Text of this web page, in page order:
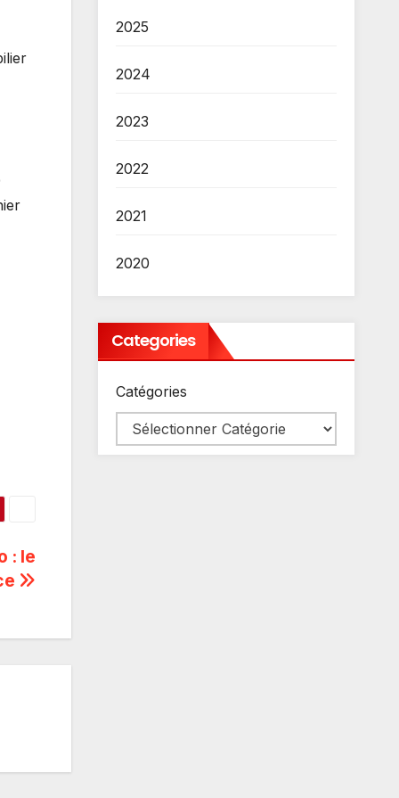
: le
2025
2024
2023
2022
2021
2020
Categories
Catégories